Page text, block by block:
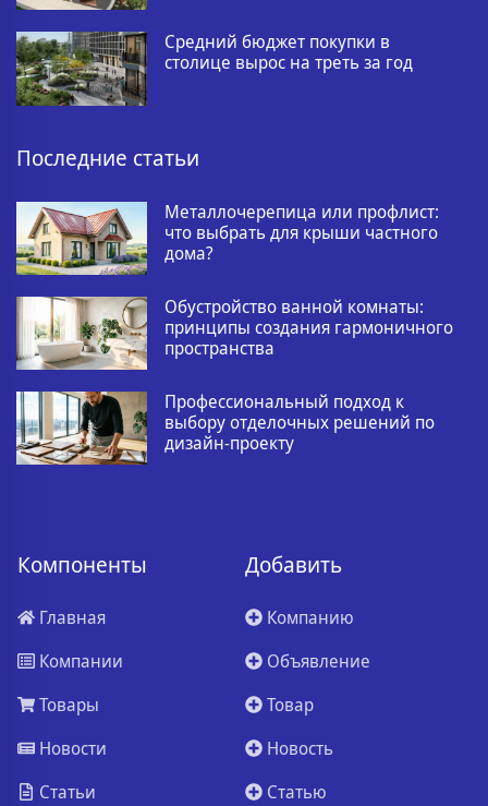
Средний бюджет покупки в
столице вырос на треть за год
Последние статьи
Металлочерепица или профлист:
что выбрать для крыши частного
дома?
Обустройство ванной комнаты:
принципы создания гармоничного
пространства
Профессиональный подход к
выбору отделочных решений по
дизайн-проекту
Компоненты
Главная
Компании
Товары
Новости
Статьи
Добавить
Компанию
Объявление
Товар
Новость
Статью